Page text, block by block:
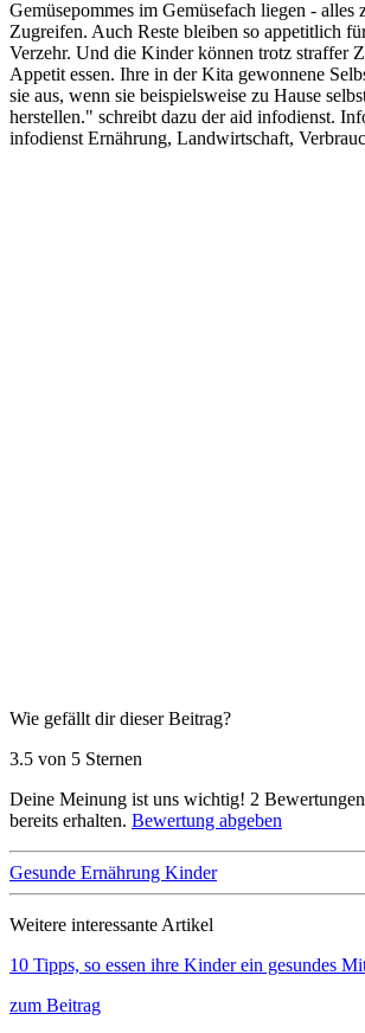
Gemüsepommes im Gemüsefach liegen - alles
Zugreifen. Auch Reste bleiben so appetitlich
Verzehr. Und die Kinder können trotz straffer
Appetit essen. Ihre in der Kita gewonnene
sie aus, wenn sie beispielsweise zu Hause
herstellen." schreibt dazu der aid infodienst.
infodienst Ernährung, Landwirtschaft,
Wie gefällt dir dieser Beitrag?
3.5 von 5 Sternen
Deine Meinung ist uns wichtig! 2
bereits erhalten. Bewertung abgeben
Gesunde Ernährung Kinder
Weitere interessante Artikel
10 Tipps, so essen ihre Kinder ein gesundes
zum Beitrag